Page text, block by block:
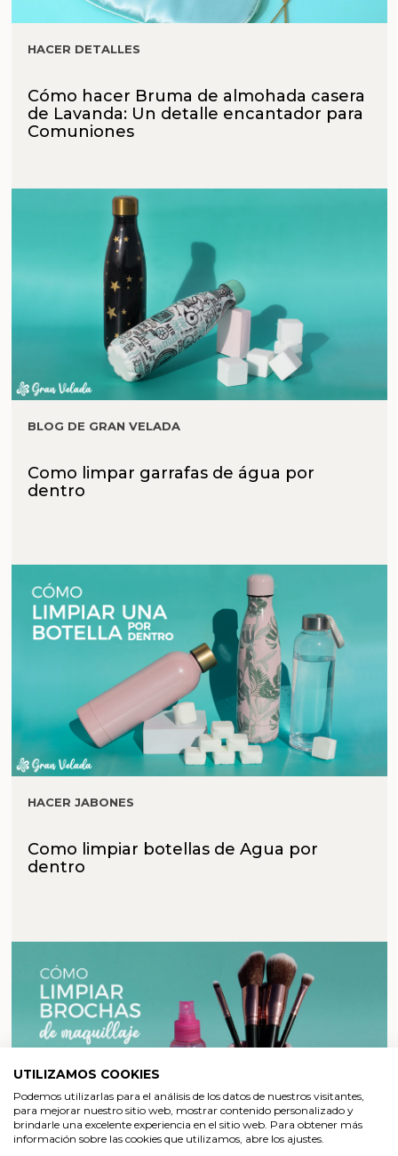
HACER DETALLES
Cómo hacer Bruma de almohada casera
de Lavanda: Un detalle encantador para
Comuniones
BLOG DE GRAN VELADA
Como limpar garrafas de água por
dentro
HACER JABONES
Como limpiar botellas de Agua por
dentro
UTILIZAMOS COOKIES
Podemos utilizarlas para el análisis de los datos de nuestros visitantes,
para mejorar nuestro sitio web, mostrar contenido personalizado y
brindarle una excelente experiencia en el sitio web. Para obtener más
información sobre las cookies que utilizamos, abre los ajustes.